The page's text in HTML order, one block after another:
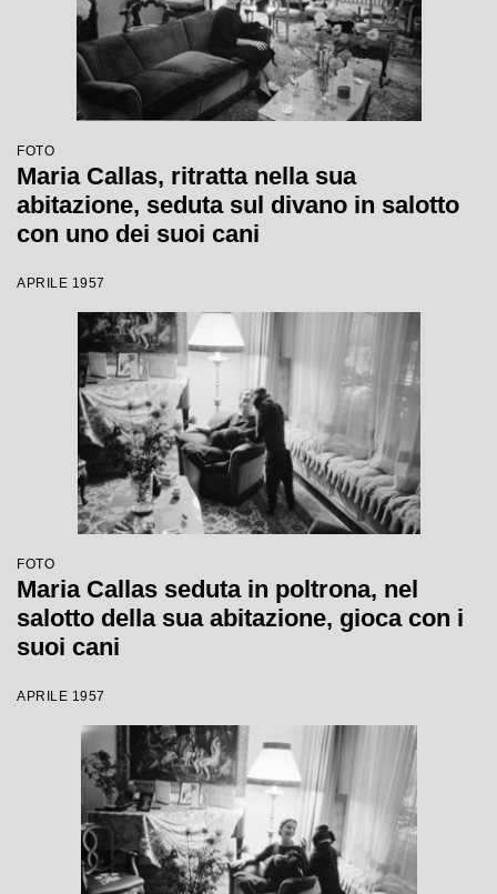
FOTO
Maria Callas, ritratta nella sua
abitazione, seduta sul divano in salotto
con uno dei suoi cani
APRILE 1957
FOTO
Maria Callas seduta in poltrona, nel
salotto della sua abitazione, gioca con i
suoi cani
APRILE 1957